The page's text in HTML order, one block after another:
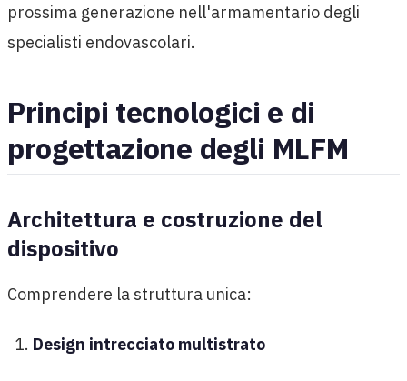
prossima generazione nell'armamentario degli
specialisti endovascolari.
Principi tecnologici e di
progettazione degli MLFM
Architettura e costruzione del
dispositivo
Comprendere la struttura unica:
Design intrecciato multistrato